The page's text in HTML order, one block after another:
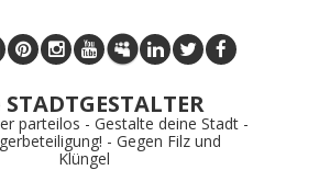
parteilos - Gestalte deine Stadt -
- Gegen Filz und
Klüngel